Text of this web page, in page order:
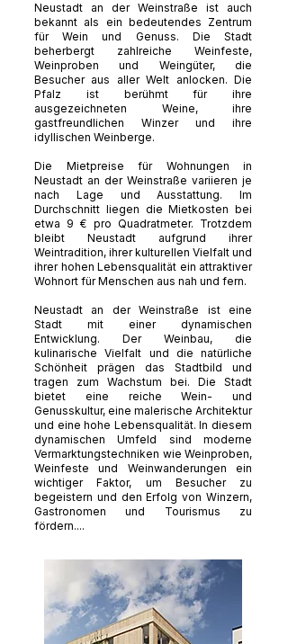
Neustadt an der Weinstraße ist auch
bekannt als ein bedeutendes Zentrum
für Wein und Genuss. Die Stadt
beherbergt zahlreiche Weinfeste,
Weinproben und Weingüter, die
Besucher aus aller Welt anlocken. Die
Pfalz ist berühmt für ihre
ausgezeichneten Weine, ihre
gastfreundlichen Winzer und ihre
idyllischen Weinberge.
Die Mietpreise für Wohnungen in
Neustadt an der Weinstraße variieren je
nach Lage und Ausstattung. Im
Durchschnitt liegen die Mietkosten bei
etwa 9 € pro Quadratmeter. Trotzdem
bleibt Neustadt aufgrund ihrer
Weintradition, ihrer kulturellen Vielfalt und
ihrer hohen Lebensqualität ein attraktiver
Wohnort für Menschen aus nah und fern.
Neustadt an der Weinstraße ist eine
Stadt mit einer dynamischen
Entwicklung. Der Weinbau, die
kulinarische Vielfalt und die natürliche
Schönheit prägen das Stadtbild und
tragen zum Wachstum bei. Die Stadt
bietet eine reiche Wein- und
Genusskultur, eine malerische Architektur
und eine hohe Lebensqualität. In diesem
dynamischen Umfeld sind moderne
Vermarktungstechniken wie Weinproben,
Weinfeste und Weinwanderungen ein
wichtiger Faktor, um Besucher zu
begeistern und den Erfolg von Winzern,
Gastronomen und Tourismus zu
fördern....